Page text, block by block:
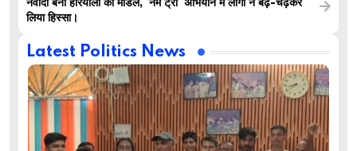
नवादा बना हरियाली का मॉडल, ‘नेम ट्री’ अभियान में लोगों ने बढ़-चढ़कर
लिया हिस्सा।
Latest Politics News